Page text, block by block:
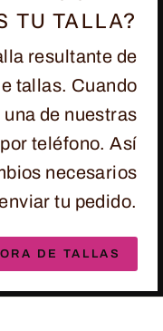
TU TALLA?
resultante de
tallas. Cuando
de nuestras
teléfono. Así
necesarios
tu pedido.
DE TALLAS